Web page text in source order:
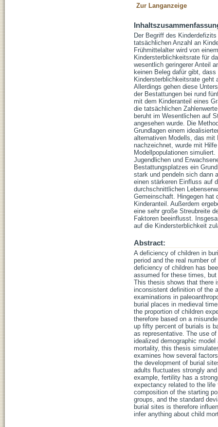
Zur Langanzeige
Der Begriff des
tatsächlichen Anzahl an
Frühmittelalter wird von
Kindersterblichkeitsrate für
wesentlich geringerer Anteil
keinen Beleg dafür gibt,
Kindersterblichkeitsrate geht
Allerdings gehen diese
der Bestattungen bei rund
mit dem Kinderanteil eines
die tatsächlichen
beruht im Wesentlichen auf
angesehen wurde. Die
Grundlagen einem
alternativen Modells, das mit
nachzeichnet, wurde mit
Modellpopulationen
Jugendlichen und
Bestattungsplatzes ein
stark und pendeln sich dann
einen stärkeren Einfluss auf
durchschnittlichen
Gemeinschaft. Hingegen hat
Kinderanteil. Außerdem
eine sehr große Streubreite
Faktoren beeinflusst.
auf die Kindersterblichkeit
Abstract:
A deficiency of children in
period and the real number
deficiency of children has
assumed for these times,
This thesis shows that there
inconsistent definition of the
examinations in
burial places in medieval
the proportion of children
therefore based on a
up fifty percent of burials is
as representative. The use
idealized demographic
mortality, this thesis
examines how several
the development of burial
adults fluctuates strongly
example, fertility has a
expectancy related to the
composition of the starting
groups, and the standard
burial sites is therefore
infer anything about child